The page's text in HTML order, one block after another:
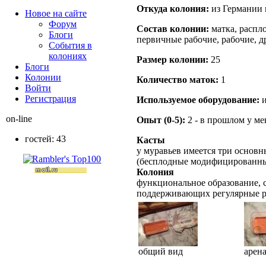
Откуда кoлония: из
Состав кoлонии: матка,
первичные рабочие, рабочие,
Размер кoлонии: 25
Количество маток: 1
Используемое оборудование:
Опыт (0-5): 2 - в прошлом у
Касты
у муравьев имеется три
(бесплодные
Колония
функциональное образование,
поддерживающих регулярные
общий вид арена
Новое на сайте
Форум
Блоги
События в
колониях
Блоги
Колонии
Войти
Peгиcтpaция
on-line
гостей: 43